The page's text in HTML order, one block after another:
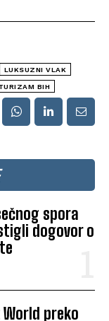
spora
dogovor o
World preko
LUKSUZNI VLAK
BIH